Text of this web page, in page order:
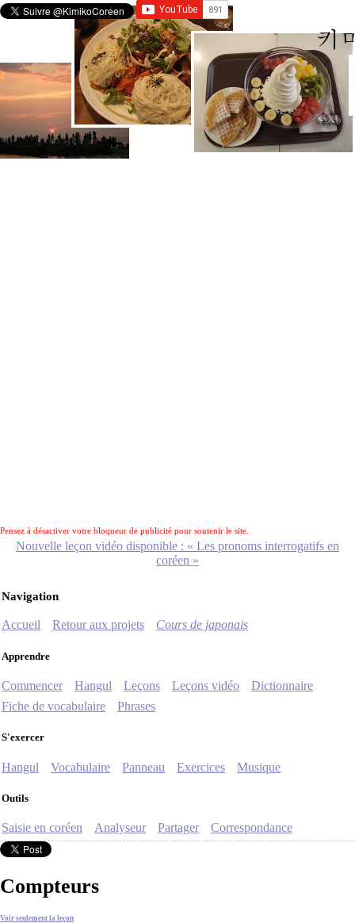
Pensez à désactiver votre bloqueur de publicité pour soutenir le site.
Nouvelle leçon vidéo disponible : « Les pronoms interrogatifs en
coréen »
Navigation
Accueil Retour aux projets Cours de japonais
Apprendre
Commencer Hangul Leçons Leçons vidéo
Dictionnaire
Fiche de vocabulaire
Phrases
S'exercer
Hangul Vocabulaire Panneau Exercices Musique
Outils
Saisie en coréen Analyseur Partager Correspondance
Compteurs
Voir seulement la leçon